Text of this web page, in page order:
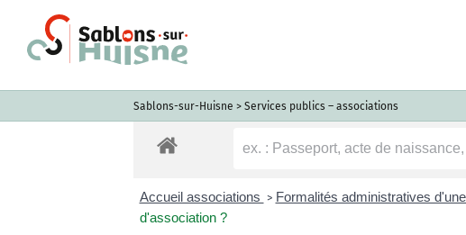
Sablons-sur-Huisne > Services publics – associations
Accueil associations > Formalités administratives
d'association ?